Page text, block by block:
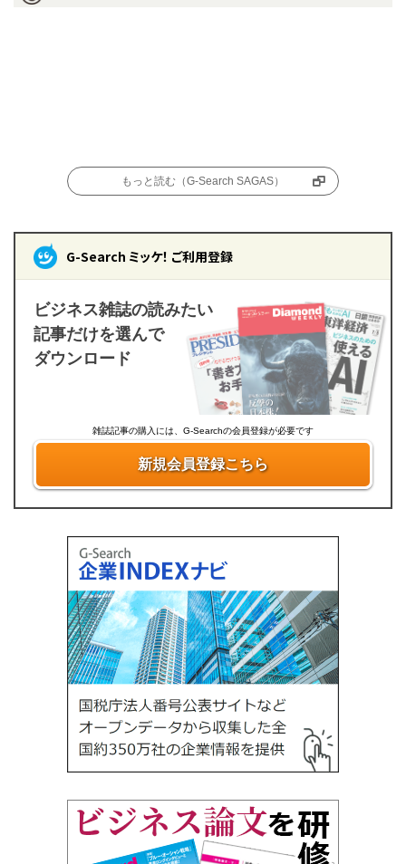
もっと読む（G-Search SAGAS）
G-Search ミッケ！ ご利用登録
ビジネス雑誌の読みたい
記事だけを選んで
ダウンロード
雑誌記事の購入には、G-Searchの会員登録が必要です
新規会員登録こちら